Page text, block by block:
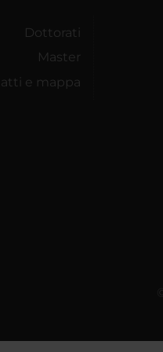
Dottorati
Master
e mappa